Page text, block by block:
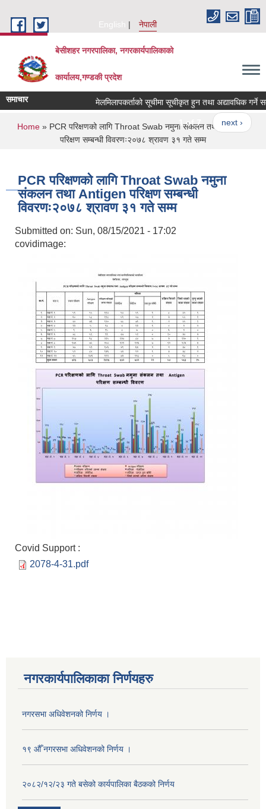
English
नेपाली
बेसीशहर नगरपालिका, नगरकार्यपालिकाको
कार्यालय,गण्डकी प्रदेश
समाचार मेलमिलापकर्ताको सूचीमा सूचीकृत हुन तथा अद्यावधिक गर्ने
1 of 7 next ›
You are here
Home» PCR परिक्षणको लागि Throat Swab नमुना संकलन तथा Antigen
परिक्षण सम्बन्धी विवरणः२०७८ श्रावण ३१ गते सम्म
PCR परिक्षणको लागि Throat Swab नमुना
संकलन तथा Antigen परिक्षण सम्बन्धी
विवरणः२०७८ श्रावण ३१ गते सम्म
Submitted on: Sun, 08/15/2021 - 17:02
covidimage:
Covid Support :
2078-4-31.pdf
नगरकार्यपालिकाका निर्णयहरु
नगरसभा अधिवेशनको निर्णय ।
१९ औँ नगरसभा अधिवेशनको निर्णय ।
२०८२/१२/२३ गते बसेको कार्यपालिका बैठकको निर्णय